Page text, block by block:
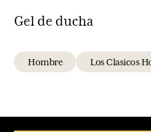
Gel de ducha
Hombre Los Clasicos